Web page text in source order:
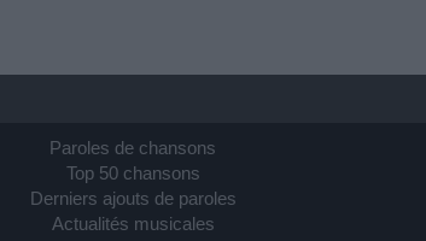
Paroles de chansons
Top 50 chansons
Derniers ajouts de paroles
Actualités musicales